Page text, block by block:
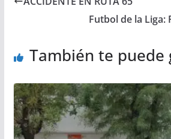
Futbol de la Liga:
También te puede